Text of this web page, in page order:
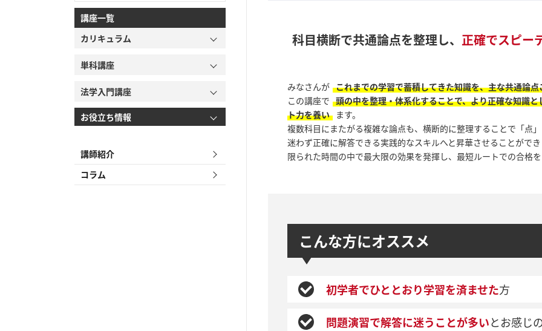
科目横断で共通論点を整理し、 正確でスピー
みなさんが これまでの学習で蓄積してきた知識を、主な共通論
この講座で 頭の中を整理・体系化することで、より正確な知識
ト力を養い
ます。
複数科目にまたがる複雑な論点も、横断的に整理することで「点
迷わず正確に解答できる実践的なスキルへと昇華させることがで
限られた時間の中で最大限の効果を発揮し、最短ルートでの合格
こんな方にオススメ
初学者でひととおり学習を済ませた方
問題演習で解答に迷うことが多いとお感じ
講座一覧
カリキュラム
単科講座
法学入門講座
お役立ち情報
講師紹介
コラム